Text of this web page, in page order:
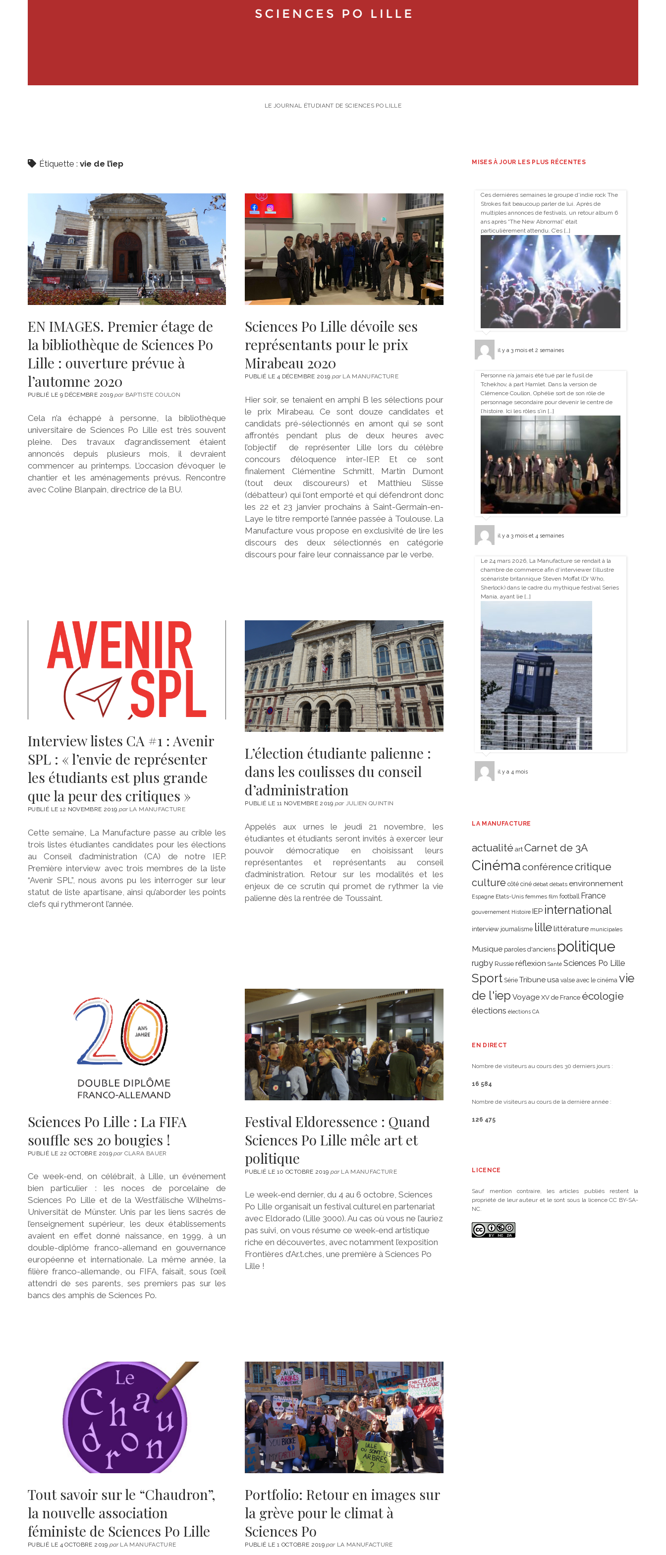
LE JOURNAL ÉTUDIANT DE SCIENCES PO LILLE
Étiquette : vie de l’iep
EN IMAGES. Premier étage de
la bibliothèque de Sciences Po
Lille : ouverture prévue à
l’automne 2020
PUBLIÉ LE 9 DÉCEMBRE 2019parBAPTISTE COULON
Cela n’a échappé à personne, la bibliothèque
universitaire de Sciences Po Lille est très souvent
pleine. Des travaux d’agrandissement étaient
annoncés depuis plusieurs mois, il devraient
commencer au printemps. L’occasion d’évoquer le
chantier et les aménagements prévus. Rencontre
avec Coline Blanpain, directrice de la BU.
Sciences Po Lille dévoile ses
représentants pour le prix
Mirabeau 2020
PUBLIÉ LE 4 DÉCEMBRE 2019 parLA MANUFACTURE
Hier soir, se tenaient en amphi B les sélections pour
le prix Mirabeau. Ce sont douze candidates et
candidats pré-sélectionnés en amont qui se sont
affrontés pendant plus de deux heures avec
l’objectif de représenter Lille lors du célèbre
concours d’éloquence inter-IEP. Et ce sont
finalement Clémentine Schmitt, Martin Dumont
(tout deux discoureurs) et Matthieu Slisse
(débatteur) qui l’ont emporté et qui défendront donc
les 22 et 23 janvier prochains à Saint-Germain-en-
Laye le titre remporté l’année passée à Toulouse. La
Manufacture vous propose en exclusivité de lire les
discours des deux sélectionnés en catégorie
discours pour faire leur connaissance par le verbe.
Interview listes CA #1 : Avenir
SPL : « l’envie de représenter
les étudiants est plus grande
que la peur des critiques »
PUBLIÉ LE 12 NOVEMBRE 2019 parLA MANUFACTURE
Cette semaine, La Manufacture passe au crible les
trois listes étudiantes candidates pour les élections
au Conseil d’administration (CA) de notre IEP.
Première interview avec trois membres de la liste
“Avenir SPL”, nous avons pu les interroger sur leur
statut de liste apartisane, ainsi qu’aborder les points
clefs qui rythmeront l’année.
L’élection étudiante palienne :
dans les coulisses du conseil
d’administration
PUBLIÉ LE 11 NOVEMBRE 2019parJULIEN QUINTIN
Appelés aux urnes le jeudi 21 novembre, les
étudiantes et étudiants seront invités à exercer leur
pouvoir démocratique en choisissant leurs
représentantes et représentants au conseil
d’administration. Retour sur les modalités et les
enjeux de ce scrutin qui promet de rythmer la vie
palienne dès la rentrée de Toussaint.
Sciences Po Lille : La FIFA
souffle ses 20 bougies !
PUBLIÉ LE 22 OCTOBRE 2019parCLARA BAUER
Ce week-end, on célébrait, à Lille, un événement
bien particulier : les noces de porcelaine de
Sciences Po Lille et de la Westfälische Wilhelms-
Universität de Münster. Unis par les liens sacrés de
l’enseignement supérieur, les deux établissements
avaient en effet donné naissance, en 1999, à un
double-diplôme franco-allemand en gouvernance
européenne et internationale. La même année, la
filière franco-allemande, ou FIFA, faisait, sous l’œil
attendri de ses parents, ses premiers pas sur les
bancs des amphis de Sciences Po.
Festival Eldoressence : Quand
Sciences Po Lille mêle art et
politique
PUBLIÉ LE 10 OCTOBRE 2019 parLA MANUFACTURE
Le week-end dernier, du 4 au 6 octobre, Sciences
Po Lille organisait un festival culturel en partenariat
avec Eldorado (Lille 3000). Au cas où vous ne l’auriez
pas suivi, on vous résume ce week-end artistique
riche en découvertes, avec notamment l’exposition
Frontières d’Ar.t.ches, une première à Sciences Po
Lille !
Tout savoir sur le “Chaudron”,
la nouvelle association
féministe de Sciences Po Lille
PUBLIÉ LE 4 OCTOBRE 2019 parLA MANUFACTURE
Portfolio: Retour en images sur
la grève pour le climat à
Sciences Po
PUBLIÉ LE 1 OCTOBRE 2019parLA MANUFACTURE
MISES À JOUR LES PLUS RÉCENTES
Ces dernières semaines le groupe d’indie rock The
Strokes fait beaucoup parler de lui. Après de
multiples annonces de festivals, un retour album 6
ans après “The New Abnormal” était
particulièrement attendu. C’es […]
il y a 3 mois et 2 semaines
Personne n’a jamais été tué par le fusil de
Tchekhov, à part Hamlet. Dans la version de
Clémence Coullon, Ophélie sort de son rôle de
personnage secondaire pour devenir le centre de
l’histoire. Ici les rôles s’in […]
il y a 3 mois et 4 semaines
Le 24 mars 2026, La Manufacture se rendait à la
chambre de commerce afin d’interviewer l’illustre
scénariste britannique Steven Moffat (Dr Who,
Sherlock) dans le cadre du mythique festival Series
Mania, ayant lie […]
il y a 4 mois
LA MANUFACTURE
actualité art Carnet de 3A
Cinémaconférencecritique
culture côté ciné débat débats environnement
Espagne Etats-Unis femmes film football France
gouvernement Histoire IEP international
interview journalisme lillelittérature municipales
Musique paroles d'anciens politique
rugby Russie réflexion Santé Sciences Po Lille
Sport Série Tribune usa valse avec le cinéma vie
de l'iep Voyage XV de France écologie
élections élections CA
EN DIRECT
Nombre de visiteurs au cours des 30 derniers jours :
16 584
Nombre de visiteurs au cours de la dernière année :
126 475
LICENCE
Sauf mention contraire, les articles publiés restent la
propriété de leur auteur et le sont sous la licence CC BY-SA-
NC.